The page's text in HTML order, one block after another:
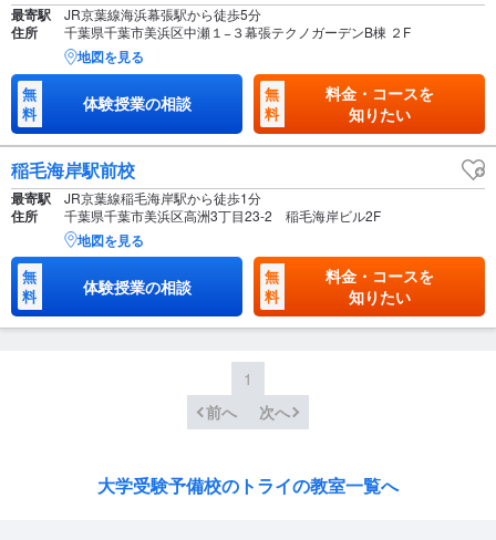
最寄駅 JR京葉線海浜幕張駅から徒歩5分
住所 千葉県千葉市美浜区中瀬１−３幕張テクノガーデンB棟 ２F
地図を見る
無
料
体験授業の相談
無
料
料金・コースを
知りたい
稲毛海岸駅前校
最寄駅 JR京葉線稲毛海岸駅から徒歩1分
住所 千葉県千葉市美浜区高洲3丁目23-2 稲毛海岸ビル2F
地図を見る
無
料
体験授業の相談
無
料
料金・コースを
知りたい
1
前へ
次へ
大学受験予備校のトライの教室一覧へ